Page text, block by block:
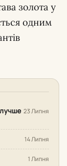
золота у
одним
23 Липня
14 Липня
1 Липня